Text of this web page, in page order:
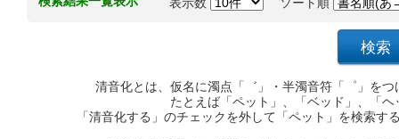
清音化とは、仮名に濁点「゛」・半濁音符「゜」を
たとえば「ペット」、「ベッド」、「
「清音化する」のチェックを外して「ペット」を検索